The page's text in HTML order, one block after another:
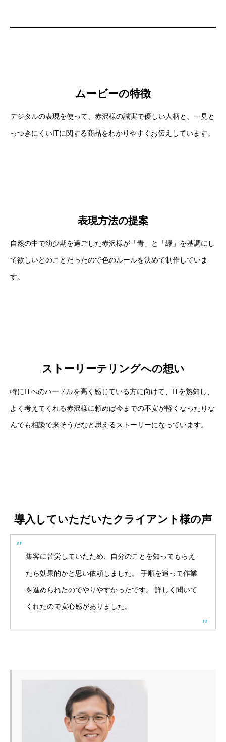
ムービーの特徴
デジタルの表現を使って、赤沢様の誠実で優しい人柄と、一見と
っつきにくいITに関する商品をわかりやすくお伝えしています。
表現方法の提案
自然の中で幼少期を過ごした赤沢様が「青」と「緑」を基調にし
て欲しいとのことだったので色のルールを決めて制作していま
す。
ストーリーテリングへの想い
特にITへのハードルを高く感じている方に向けて、ITを熟知し、
よく考えてくれる赤沢様に頼めば今までの不安が軽くなったりな
んでも相談で来そうだなと思えるストーリーになっています。
導入していただいたクライアント様の声
集客に苦労していたため、自分のことを知ってもらえ
たら効果的かと思い依頼しました。 手順を追って作業
を進められたのでやりやすかったです。 詳しく聞いて
くれたので安心感がありました。